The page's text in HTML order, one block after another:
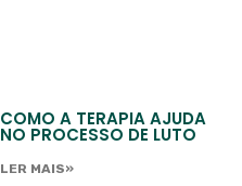
COMO A TERAPIA AJUDA
NO PROCESSO DE LUTO
LER MAIS»